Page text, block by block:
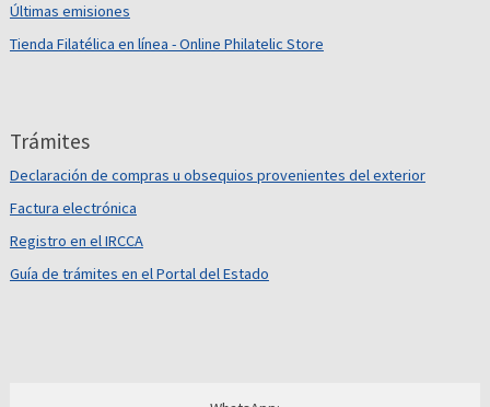
Últimas emisiones
Tienda Filatélica en línea - Online Philatelic Store
Trámites
Declaración de compras u obsequios provenientes del exterior
Factura electrónica
Registro en el IRCCA
Guía de trámites en el Portal del Estado